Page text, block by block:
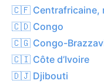
🇨🇫 Centrafricaine,
🇨🇩 Congo
🇨🇬 Congo-
🇨🇮 Côte d’Ivoire
🇩🇯 Djibouti